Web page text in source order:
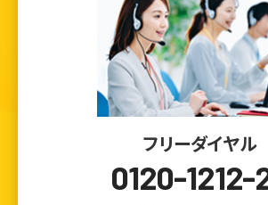
フリーダイヤル
0120-1212-